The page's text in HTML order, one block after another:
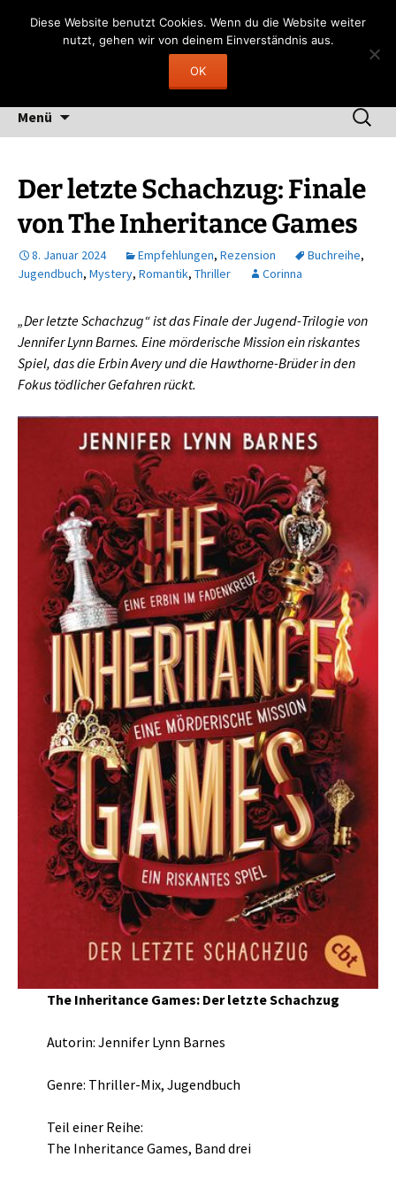
InhaltGerngelesen
"Lesen heißt, durch fremde Hand träumen"
(Fernando Pessoa)
Menü
Suchen
nach:
Der letzte Schachzug: Finale
von The Inheritance Games
8. Januar 2024 Empfehlungen, Rezension Buchreihe,
Jugendbuch, Mystery, Romantik, Thriller Corinna
„Der letzte Schachzug“ ist das Finale der Jugend-Trilogie von
Jennifer Lynn Barnes. Eine mörderische Mission ein riskantes
Spiel, das die Erbin Avery und die Hawthorne-Brüder in den
Fokus tödlicher Gefahren rückt.
The Inheritance Games: Der letzte Schachzug
Autorin: Jennifer Lynn Barnes
Genre: Thriller-Mix, Jugendbuch
Teil einer Reihe:
The Inheritance Games, Band drei
Diese Website benutzt Cookies. Wenn du die Website weiter
nutzt, gehen wir von deinem Einverständnis aus.
OK